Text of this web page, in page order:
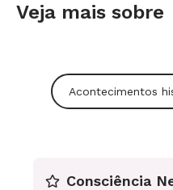
Veja mais sobre
Acontecimentos
Consciência